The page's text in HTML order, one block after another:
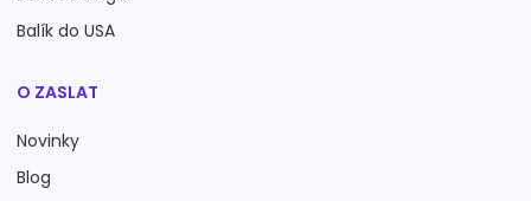
Balík do USA
O ZASLAT
Novinky
Blog